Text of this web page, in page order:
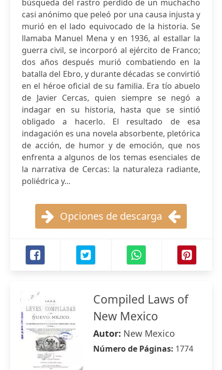
búsqueda del rastro perdido de un muchacho
casi anónimo que peleó por una causa injusta y
murió en el lado equivocado de la historia. Se
llamaba Manuel Mena y en 1936, al estallar la
guerra civil, se incorporó al ejército de Franco;
dos años después murió combatiendo en la
batalla del Ebro, y durante décadas se convirtió
en el héroe oficial de su familia. Era tío abuelo
de Javier Cercas, quien siempre se negó a
indagar en su historia, hasta que se sintió
obligado a hacerlo. El resultado de esa
indagación es una novela absorbente, pletórica
de acción, de humor y de emoción, que nos
enfrenta a algunos de los temas esenciales de
la narrativa de Cercas: la naturaleza radiante,
poliédrica y...
Opciones de descarga
Compiled Laws of
New Mexico
Autor: New Mexico
Número de Páginas: 1774